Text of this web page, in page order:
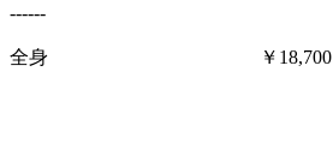
------
全身 ￥18,700